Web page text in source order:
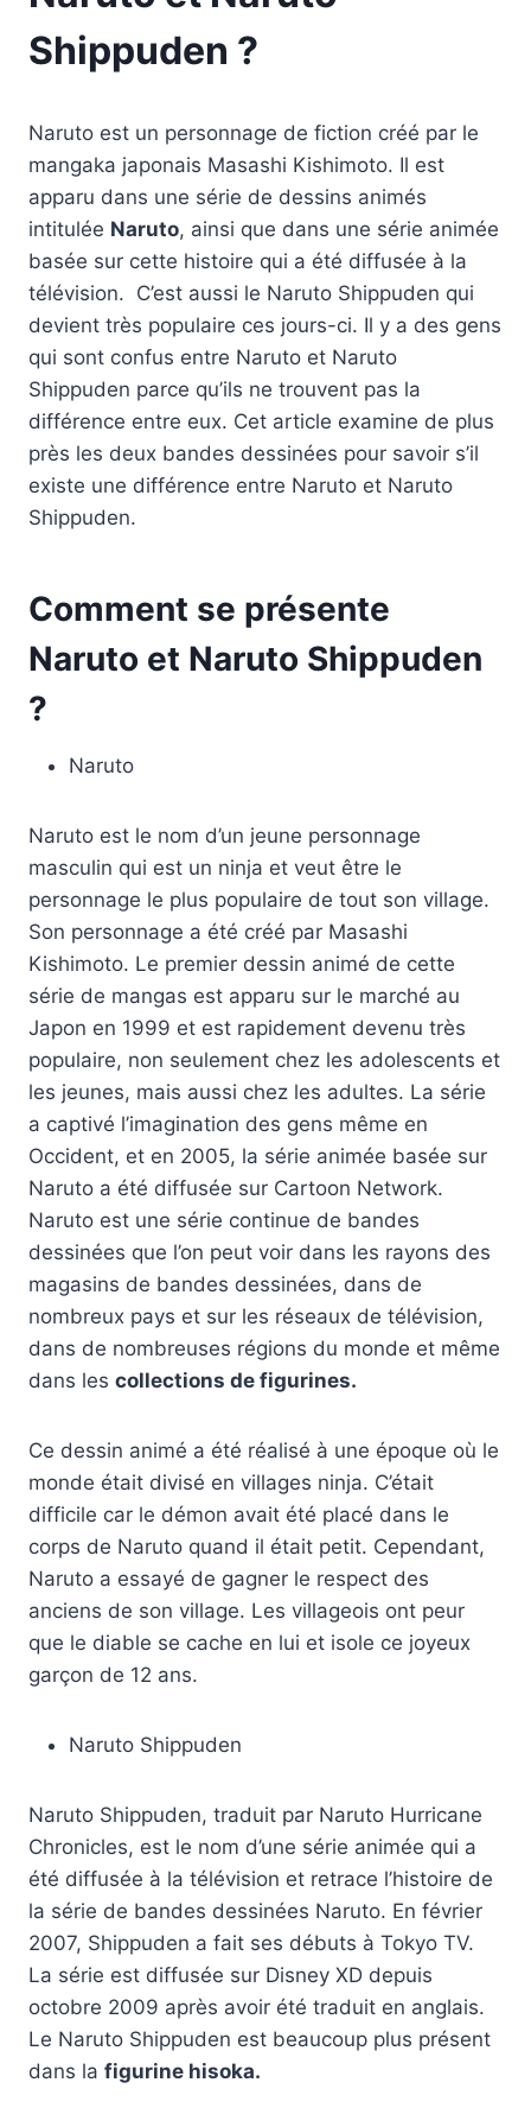
Shippuden ?
Naruto est un personnage de fiction créé par le
mangaka japonais Masashi Kishimoto. Il est
apparu dans une série de dessins animés
intitulée Naruto, ainsi que dans une série animée
basée sur cette histoire qui a été diffusée à la
télévision. C’est aussi le Naruto Shippuden qui
devient très populaire ces jours-ci. Il y a des gens
qui sont confus entre Naruto et Naruto
Shippuden parce qu’ils ne trouvent pas la
différence entre eux. Cet article examine de plus
près les deux bandes dessinées pour savoir s’il
existe une différence entre Naruto et Naruto
Shippuden.
Comment se présente
Naruto et Naruto Shippuden
?
Naruto
Naruto est le nom d’un jeune personnage
masculin qui est un ninja et veut être le
personnage le plus populaire de tout son village.
Son personnage a été créé par Masashi
Kishimoto. Le premier dessin animé de cette
série de mangas est apparu sur le marché au
Japon en 1999 et est rapidement devenu très
populaire, non seulement chez les adolescents et
les jeunes, mais aussi chez les adultes. La série
a captivé l’imagination des gens même en
Occident, et en 2005, la série animée basée sur
Naruto a été diffusée sur Cartoon Network.
Naruto est une série continue de bandes
dessinées que l’on peut voir dans les rayons des
magasins de bandes dessinées, dans de
nombreux pays et sur les réseaux de télévision,
dans de nombreuses régions du monde et même
dans les collections de figurines.
Ce dessin animé a été réalisé à une époque où le
monde était divisé en villages ninja. C’était
difficile car le démon avait été placé dans le
corps de Naruto quand il était petit. Cependant,
Naruto a essayé de gagner le respect des
anciens de son village. Les villageois ont peur
que le diable se cache en lui et isole ce joyeux
garçon de 12 ans.
Naruto Shippuden
Naruto Shippuden, traduit par Naruto Hurricane
Chronicles, est le nom d’une série animée qui a
été diffusée à la télévision et retrace l’histoire de
la série de bandes dessinées Naruto. En février
2007, Shippuden a fait ses débuts à Tokyo TV.
La série est diffusée sur Disney XD depuis
octobre 2009 après avoir été traduit en anglais.
Le Naruto Shippuden est beaucoup plus présent
dans la figurine hisoka.